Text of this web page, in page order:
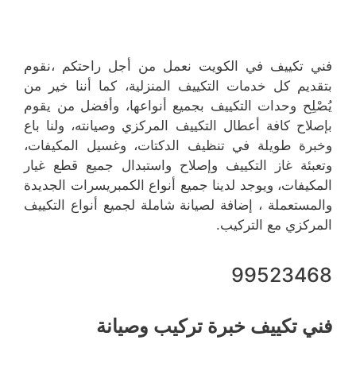
فني تكييف في الكويت نعمل من أجل راحتكم ،نقوم
بتقديم كل خدمات التكييف المنزلية، كما أننا خير من
يُصْلِح وحدات التكييف بجميع أنواعها، وأفضل من يقوم
بإصلاح كافة أعطال التكييف المركزي وصيانته، ولنا باع
وخبرة طويلة في تنظيف الدكتات، وغسيل المكيفات،
وتعبئة غاز التكييف وإصلاح واستبدال جميع قطع غيار
المكيفات، ويوجد لدينا جميع أنواع الكمبريسرات الجديدة
والمستعملة ، إضافة لصيانة شاملة لجميع أنواع التكييف
المركزي مع التركيب.
99523468
فني تكييف خبرة تركيب وصيانة